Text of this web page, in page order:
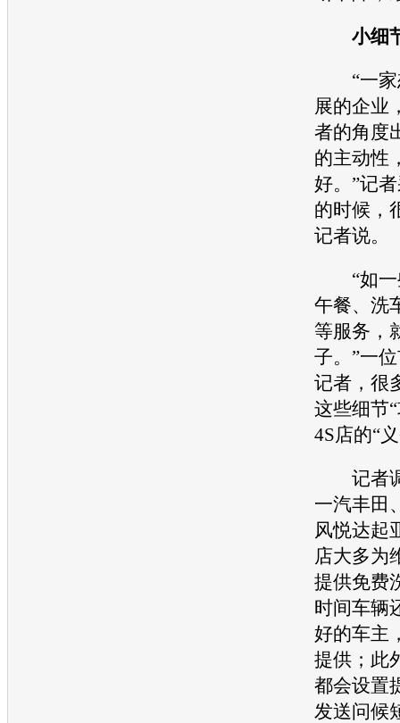
小细节
“一家
展的企业
者的角度
的主动性
好。”记
的时候，
记者说。
“如一
午餐、洗
等服务，
子。”一
记者，很
这些细节
4S店的“
记者调
一汽丰田
风悦达起
店大多为
提供免费
时间车辆
好的车主
提供；此
都会设置
发送问候